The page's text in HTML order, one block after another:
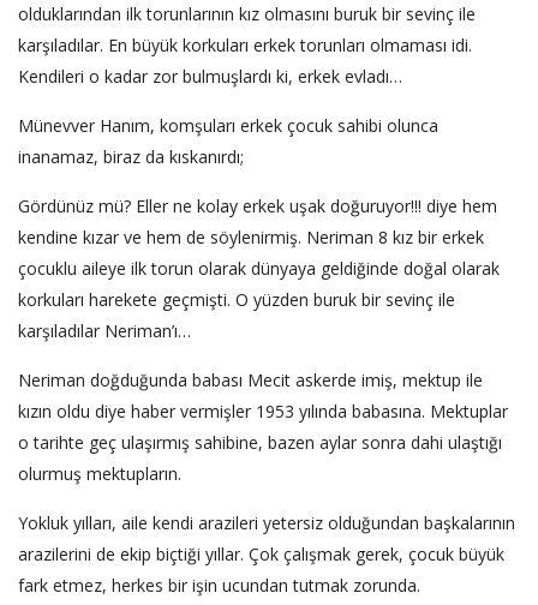
olduklarından ilk torunlarının kız olmasını buruk bir sevinç ile
karşıladılar. En büyük korkuları erkek torunları olmaması idi.
Kendileri o kadar zor bulmuşlardı ki, erkek evladı…
Münevver Hanım, komşuları erkek çocuk sahibi olunca
inanamaz, biraz da kıskanırdı;
Gördünüz mü? Eller ne kolay erkek uşak doğuruyor!!! diye hem
kendine kızar ve hem de söylenirmiş. Neriman 8 kız bir erkek
çocuklu aileye ilk torun olarak dünyaya geldiğinde doğal olarak
korkuları harekete geçmişti. O yüzden buruk bir sevinç ile
karşıladılar Neriman’ı…
Neriman doğduğunda babası Mecit askerde imiş, mektup ile
kızın oldu diye haber vermişler 1953 yılında babasına. Mektuplar
o tarihte geç ulaşırmış sahibine, bazen aylar sonra dahi ulaştığı
olurmuş mektupların.
Yokluk yılları, aile kendi arazileri yetersiz olduğundan başkalarının
arazilerini de ekip biçtiği yıllar. Çok çalışmak gerek, çocuk büyük
fark etmez, herkes bir işin ucundan tutmak zorunda.